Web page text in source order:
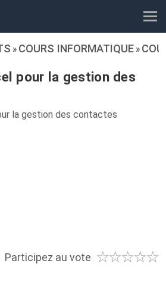
» COURS INFORMATIQUE »
pour la gestion des
Participez au vote ☆☆☆☆☆
★★★★★